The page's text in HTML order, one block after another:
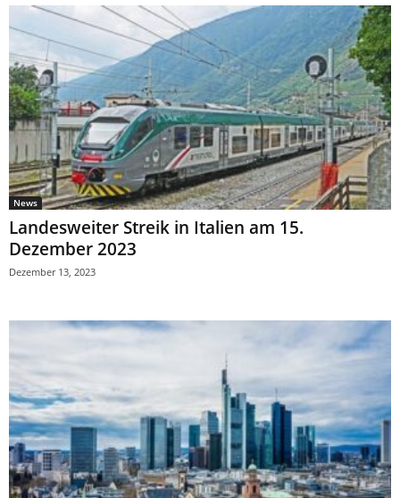
News
Landesweiter Streik in Italien am 15.
Dezember 2023
Dezember 13, 2023